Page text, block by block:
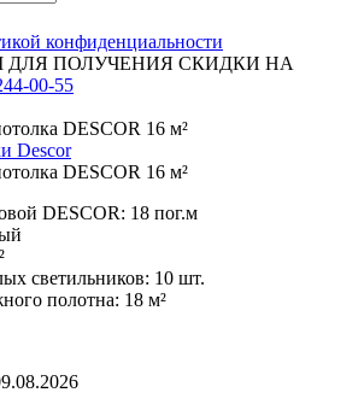
конфиденциальности
ПОЛУЧЕНИЯ СКИДКИ НА
00-55
DESCOR 16 м²
DESCOR 16 м²
DESCOR: 18 пог.м
светильников: 10 шт.
полотна: 18 м²